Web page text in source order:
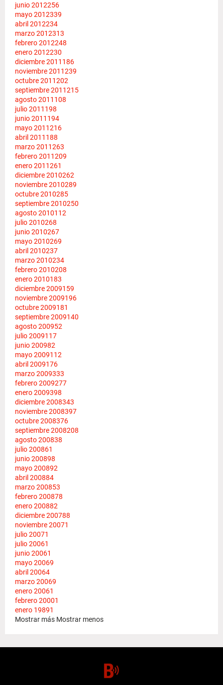
junio 2012256
mayo 2012339
abril 2012234
marzo 2012313
febrero 2012248
enero 2012230
diciembre 2011 186
noviembre 2011239
octubre 2011202
septiembre 2011215
agosto 2011 108
julio 2011 198
junio 2011 194
mayo 2011216
abril 2011 188
marzo 2011263
febrero 2011209
enero 2011261
diciembre 2010262
noviembre 2010289
octubre 2010285
septiembre 2010250
agosto 2010112
julio 2010268
junio 2010267
mayo 2010269
abril 2010237
marzo 2010234
febrero 2010208
enero 2010183
diciembre 2009159
noviembre 2009196
octubre 2009181
septiembre 2009140
agosto 200952
julio 2009117
junio 200982
mayo 2009112
abril 2009176
marzo 2009333
febrero 2009277
enero 2009398
diciembre 2008343
noviembre 2008397
octubre 2008376
septiembre 2008208
agosto 200838
julio 200861
junio 200898
mayo 200892
abril 200884
marzo 200853
febrero 200878
enero 200882
diciembre 200788
noviembre 20071
julio 20071
julio 20061
junio 20061
mayo 20069
abril 20064
marzo 20069
enero 20061
febrero 20001
enero 19891
Mostrar más Mostrar menos